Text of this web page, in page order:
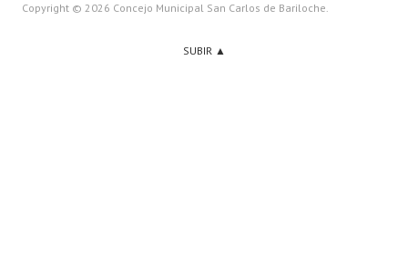
Copyright © 2026 Concejo Municipal San Carlos de Bariloche.
SUBIR ▲